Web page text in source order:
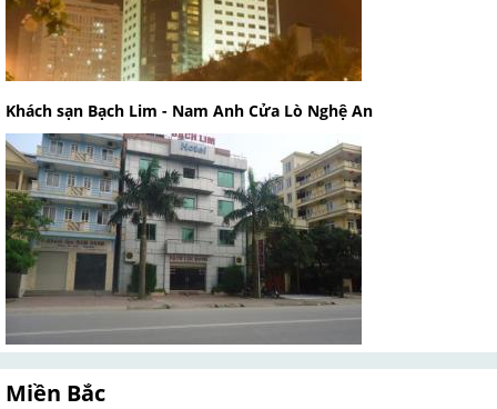
Khách sạn Bạch Lim - Nam Anh Cửa Lò Nghệ An
Miền Bắc